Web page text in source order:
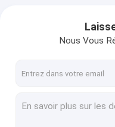
Nous Vous